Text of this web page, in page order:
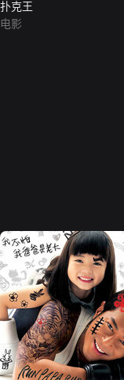
扑克王
电影